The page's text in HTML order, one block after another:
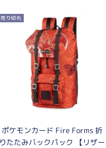
価
格
売り切れ
ポケモンカード Fire Forms 折
りたたみバックパック 【リザー